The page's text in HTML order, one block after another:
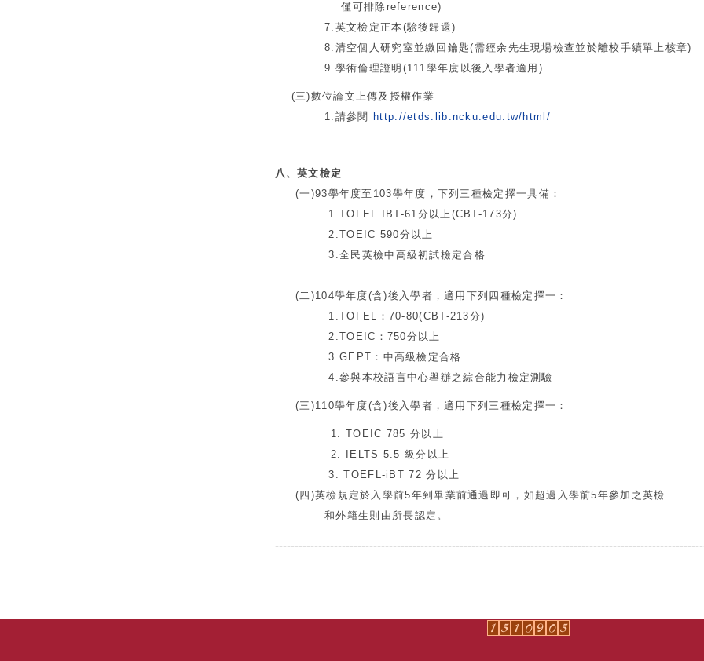
僅可排除reference)
7.英文檢定正本(驗後歸還)
8.清空個人研究室並繳回鑰匙(需經余先生現場檢查並於離校手續單上核
9.學術倫理證明(111學年度以後入學者適用)
(三)數位論文上傳及授權作業
1.請參閱
http://etds.lib.ncku.edu.tw/html/
八、英文檢定
(一)93學年度至103學年度，下列三種檢定擇一具備：
1.TOFEL IBT-61分以上(CBT-173分)
2.TOEIC 590分以上
3.全民英檢中高級初試檢定合格
(二)104學年度(含)後入學者，適用下列四種檢定擇一：
1.TOFEL：70-80(CBT-213分)
2.TOEIC：750分以上
3.GEPT：中高級檢定合格
4.參與本校語言中心舉辦之綜合能力檢定測驗
(三)110學年度(含)後入學者，適用下列三種檢定擇一：
1. TOEIC 785 分以上
2. IELTS 5.5 級分以上
3. TOEFL-iBT 72 分以上
(四)英檢規定於入學前5年到畢業前通過即可，如超過入學前5年參加之英檢
和外籍生則由所長認定。